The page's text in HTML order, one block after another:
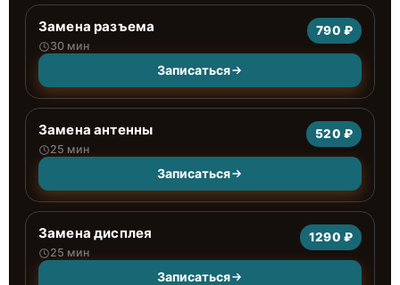
Замена разъема
30 мин
790 ₽
Записаться
Замена антенны
25 мин
520 ₽
Записаться
Замена дисплея
25 мин
1290 ₽
Записаться